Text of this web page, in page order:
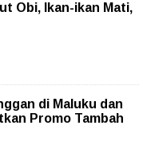
Obi, Ikan-ikan Mati,
di Maluku dan
Promo Tambah